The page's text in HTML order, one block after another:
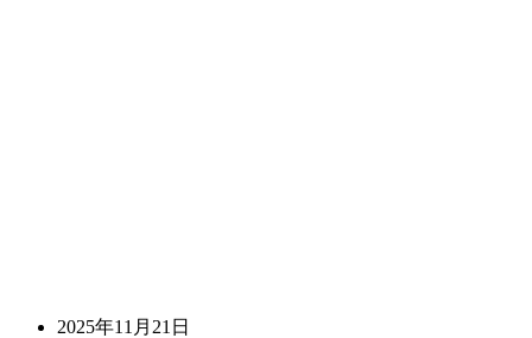
2025年11月21日